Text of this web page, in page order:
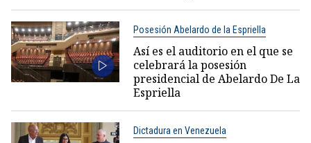
Posesión Abelardo de la Espriella
Así es el auditorio en el que se
celebrará la posesión
presidencial de Abelardo De La
Espriella
Dictadura en Venezuela